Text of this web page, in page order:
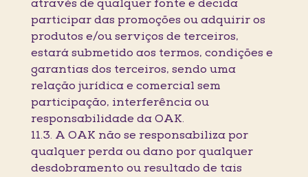
através de qualquer fonte e decida
participar das promoções ou adquirir os
produtos e/ou serviços de terceiros,
estará submetido aos termos, condições e
garantias dos terceiros, sendo uma
relação jurídica e comercial sem
participação, interferência ou
responsabilidade da OAK.
11.3. A OAK não se responsabiliza por
qualquer perda ou dano por qualquer
desdobramento ou resultado de tais